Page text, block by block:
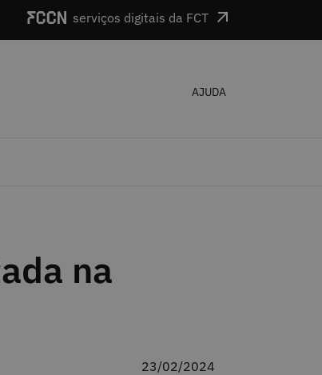
serviços digitais da FCT
AJUDA
na
23/02/2024